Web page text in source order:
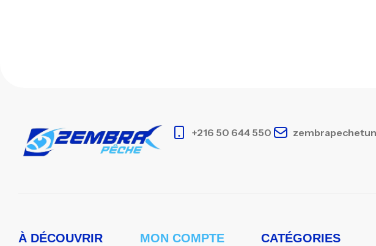
+216 50 644 550
À DÉCOUVRIR MON COMPTE CATÉGORIES